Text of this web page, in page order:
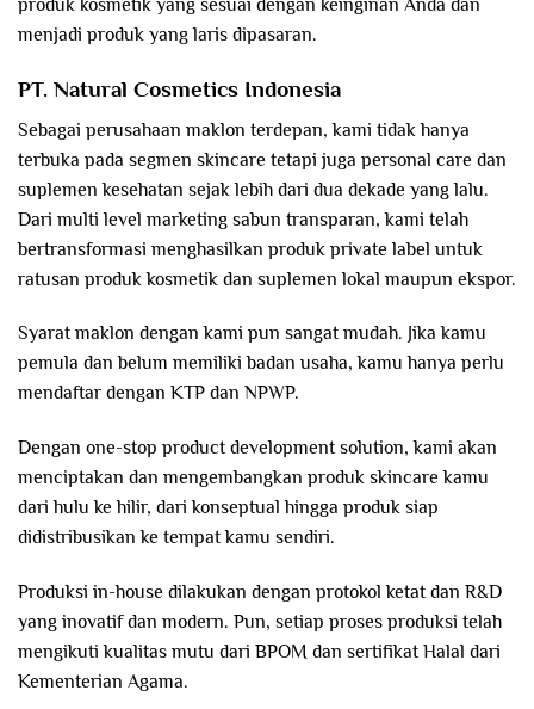
produk kosmetik yang sesuai dengan keinginan Anda dan
menjadi produk yang laris dipasaran.
PT. Natural Cosmetics Indonesia
Sebagai perusahaan maklon terdepan, kami tidak hanya
terbuka pada segmen skincare tetapi juga personal care dan
suplemen kesehatan sejak lebih dari dua dekade yang lalu.
Dari multi level marketing sabun transparan, kami telah
bertransformasi menghasilkan produk private label untuk
ratusan produk kosmetik dan suplemen lokal maupun ekspor.
Syarat maklon dengan kami pun sangat mudah. Jika kamu
pemula dan belum memiliki badan usaha, kamu hanya perlu
mendaftar dengan KTP dan NPWP.
Dengan one-stop product development solution, kami akan
menciptakan dan mengembangkan produk skincare kamu
dari hulu ke hilir, dari konseptual hingga produk siap
didistribusikan ke tempat kamu sendiri.
Produksi in-house dilakukan dengan protokol ketat dan R&D
yang inovatif dan modern. Pun, setiap proses produksi telah
mengikuti kualitas mutu dari BPOM dan sertifikat Halal dari
Kementerian Agama.